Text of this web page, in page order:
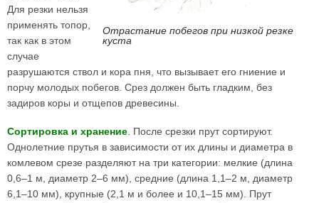
Отрастание побегов при низкой резке
куста
Для резки нельзя
применять топор,
так как в этом
случае
разрушаются ствол и кора пня, что вызывает его гниение и
порчу молодых побегов. Срез должен быть гладким, без
задиров коры и отщепов древесины.
Сортировка и хранение . После срезки прут сортируют.
Однолетние прутья в зависимости от их длины и диаметра в
комлевом срезе разделяют на три категории: мелкие (длина
0,6–1 м, диаметр 2–6 мм), средние (длина 1,1–2 м, диаметр
6,1–10 мм), крупные (2,1 м и более и 10,1–15 мм). Прут